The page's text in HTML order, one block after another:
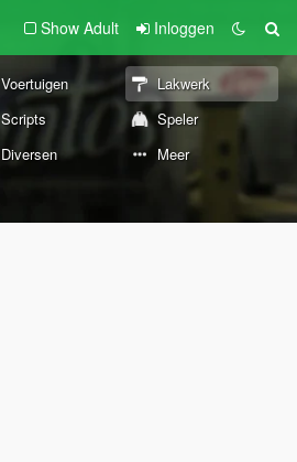
Show Adult Inloggen
Voertuigen
Lakwerk
Scripts
Speler
Diversen Meer